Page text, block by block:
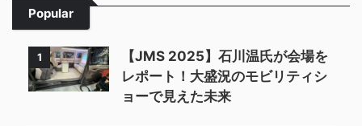
Popular
1
【JMS 2025】石川温氏が会場を
レポート！大盛況のモビリティシ
ョーで見えた未来